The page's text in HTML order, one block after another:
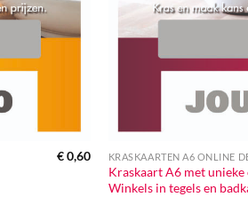
€0,60 KRASKAARTEN A6 ONLINE
Kraskaart A6 met unieke
Winkels in tegels en